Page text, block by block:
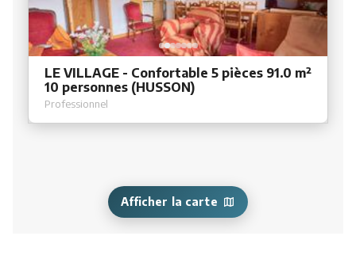
LE VILLAGE - Confortable 5 pièces 91.0 m²
10 personnes (HUSSON)
Professionnel
Afficher la carte